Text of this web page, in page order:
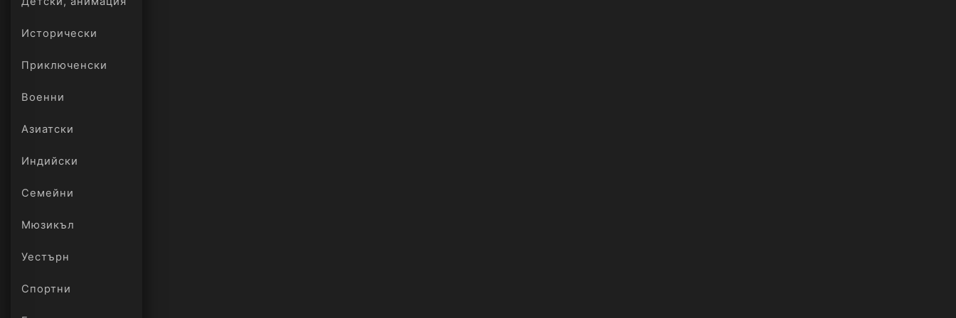
Исторически
Приключенски
Военни
Азиатски
Индийски
Семейни
Мюзикъл
Уестърн
Спортни